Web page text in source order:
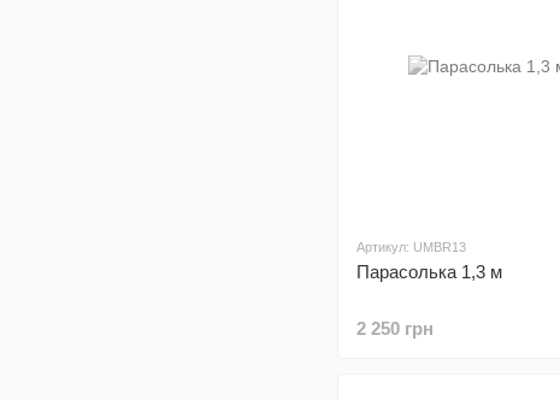
Артикул: UMBR13
Парасолька 1,3 м
2 250 грн